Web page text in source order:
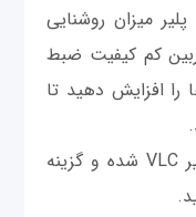
میزان روشنایی
کم کیفیت ضبط
را افزایش دهید تا
ابتدا وارد تب Tools مدیا پلیر VLC شده و گزینه